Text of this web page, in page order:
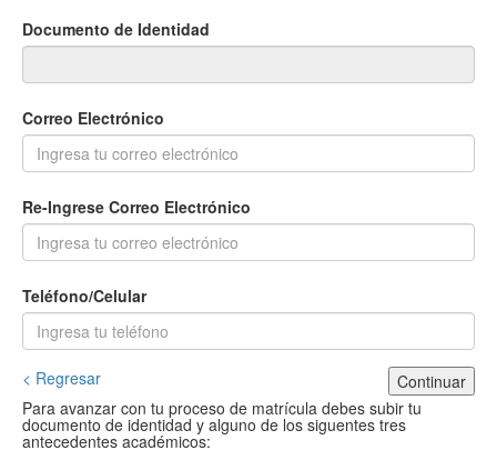
Documento de Identidad
Correo Electrónico
Re-Ingrese Correo Electrónico
Teléfono/Celular
< Regresar
Continuar
Para avanzar con tu proceso de matrícula debes subir tu
documento de identidad y alguno de los siguentes tres
antecedentes académicos: